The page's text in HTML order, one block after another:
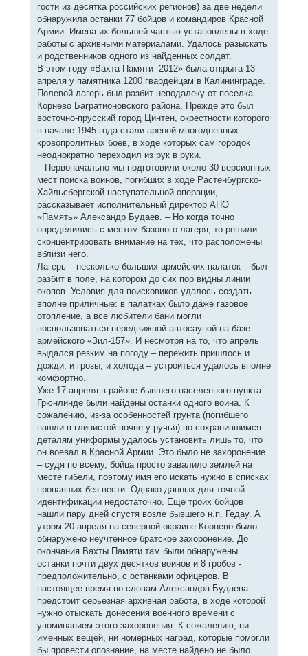
гости из десятка российских регионов) за две недели
обнаружила останки 77 бойцов и командиров Красной
Армии. Имена их большей частью установлены в ходе
работы с архивными материалами. Удалось разыскать
и родственников одного из найденных солдат.
В этом году «Вахта Памяти -2012» была открыта 13
апреля у памятника 1200 гвардейцам в Калининграде.
Полевой лагерь был разбит неподалеку от поселка
Корнево Багратионовского района. Прежде это был
восточно-прусский город Цинтен, окрестности которого
в начале 1945 года стали ареной многодневных
кровопролитных боев, в ходе которых сам городок
неоднократно переходил из рук в руки.
– Первоначально мы подготовили около 30 версионных
мест поиска воинов, погибших в ходе Растенбургско-
Хайльсбергской наступательной операции, –
рассказывает исполнительный директор АПО
«Память» Александр Будаев. – Но когда точно
определились с местом базового лагеря, то решили
сконцентрировать внимание на тех, что расположены
вблизи него.
Лагерь – несколько больших армейских палаток – был
разбит в поле, на котором до сих пор видны линии
окопов. Условия для поисковиков удалось создать
вполне приличные: в палатках было даже газовое
отопление, а все любители бани могли
воспользоваться передвижной автосауной на базе
армейского «Зил-157». И несмотря на то, что апрель
выдался резким на погоду – пережить пришлось и
дожди, и грозы, и холода – устроиться удалось вполне
комфортно.
Уже 17 апреля в районе бывшего населенного пункта
Грюнлинде были найдены останки одного воина. К
сожалению, из-за особенностей грунта (погибшего
нашли в глинистой почве у ручья) по сохранившимся
деталям униформы удалось установить лишь то, что
он воевал в Красной Армии. Это было не захоронение
– судя по всему, бойца просто завалило землей на
месте гибели, поэтому имя его искать нужно в списках
пропавших без вести. Однако данных для точной
идентификации недостаточно. Еще троих бойцов
нашли пару дней спустя возле бывшего н.п. Гедау. А
утром 20 апреля на северной окраине Корнево было
обнаружено неучтенное братское захоронение. До
окончания Вахты Памяти там были обнаружены
останки почти двух десятков воинов и 8 гробов -
предположительно, с останками офицеров. В
настоящее время по словам Александра Будаева
предстоит серьезная архивная работа, в ходе которой
нужно отыскать донесения военного времени с
упоминанием этого захоронения. К сожалению, ни
именных вещей, ни номерных наград, которые помогли
бы провести опознание, на месте найдено не было.